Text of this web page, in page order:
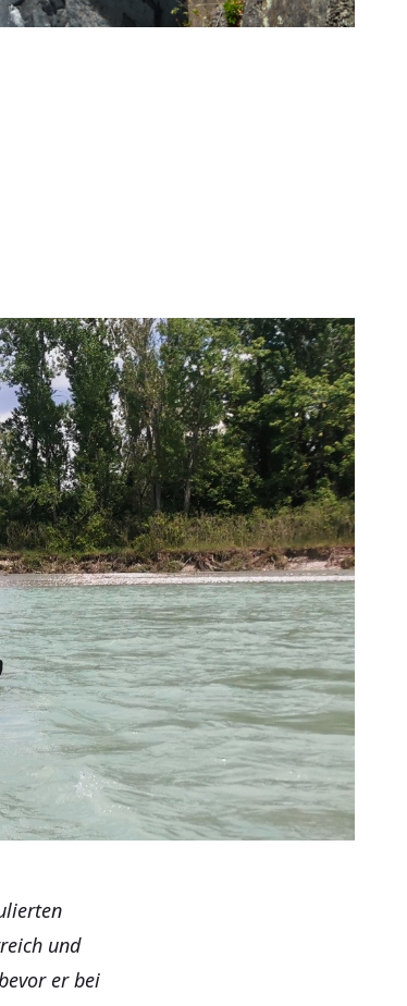
und
er bei